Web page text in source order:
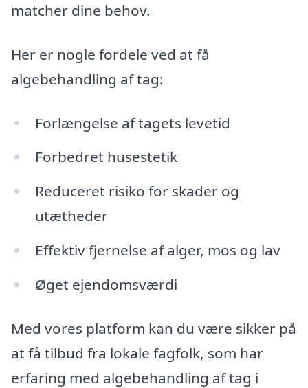
matcher dine behov.
Her er nogle fordele ved at få
algebehandling af tag:
Forlængelse af tagets levetid
Forbedret husestetik
Reduceret risiko for skader og
utætheder
Effektiv fjernelse af alger, mos og lav
Øget ejendomsværdi
Med vores platform kan du være sikker på
at få tilbud fra lokale fagfolk, som har
erfaring med algebehandling af tag i